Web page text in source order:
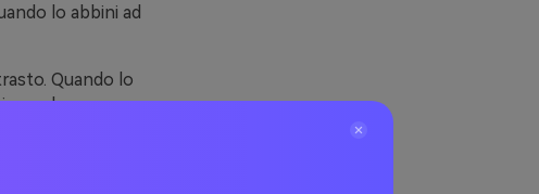
lo abbini ad
Quando lo
audace senza